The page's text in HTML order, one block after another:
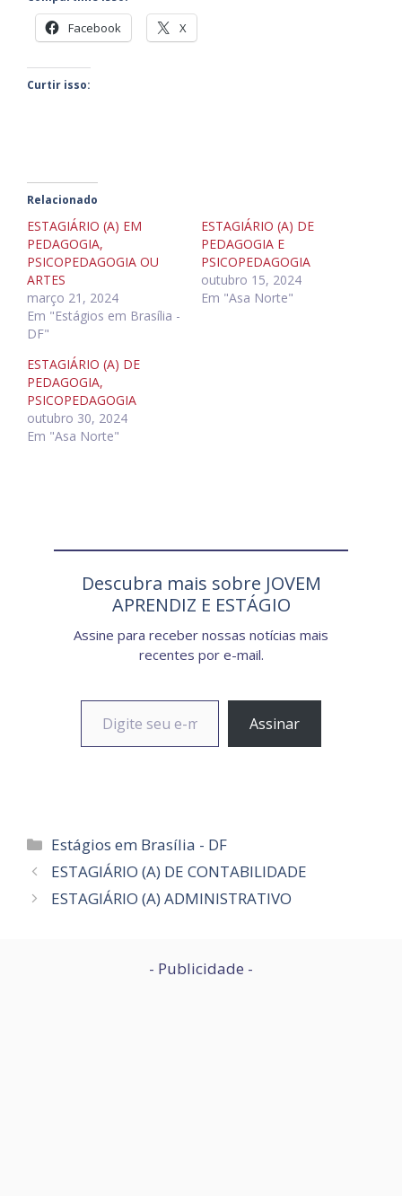
Facebook X
Curtir isso:
Relacionado
ESTAGIÁRIO (A) EM
PEDAGOGIA,
PSICOPEDAGOGIA OU
ARTES
março 21, 2024
Em "Estágios em Brasília -
DF"
ESTAGIÁRIO (A) DE
PEDAGOGIA E
PSICOPEDAGOGIA
outubro 15, 2024
Em "Asa Norte"
ESTAGIÁRIO (A) DE
PEDAGOGIA,
PSICOPEDAGOGIA
outubro 30, 2024
Em "Asa Norte"
Descubra mais sobre JOVEM
APRENDIZ E ESTÁGIO
Assine para receber nossas notícias mais
recentes por e-mail.
Digite seu e-mail…
Assinar
Categorias
Estágios em Brasília - DF
ESTAGIÁRIO (A) DE CONTABILIDADE
ESTAGIÁRIO (A) ADMINISTRATIVO
- Publicidade -